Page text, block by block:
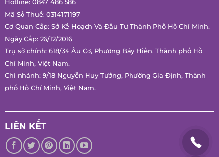
SẢN XUẤT MFRESH
Hotline:0847 486 586
Mã Số Thuế: 0314171197
Cơ Quan Cấp: Sở Kế Hoạch Và Đầu Tư Thành Phố Hồ Chí
Minh.
Ngày Cấp: 26/12/2016
Trụ sở chính: 618/34 Âu Cơ, Phường Bảy Hiền, Thành phố Hồ
Chi nhánh: 9/18 Nguyễn Huy Tưởng, Phường Gia Định, Thành
phố Hồ Chí Minh, Việt Nam.